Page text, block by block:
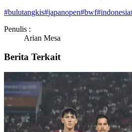
#bulutangkis#japanopen#bwf#indonesia
Penulis :
Arian Mesa
Berita Terkait